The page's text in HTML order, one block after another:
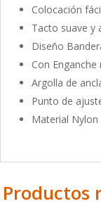
Colocación
Tacto suave y
Diseño
Con
Argolla de
Punto de
Material Nylon
Productos